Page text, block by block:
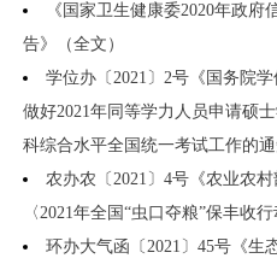
《国家卫生健康委2020年政府
告》（全文）
学位办〔2021〕2号《国务院
做好2021年同等学力人员申请硕
科综合水平全国统一考试工作的通
农办农〔2021〕4号《农业农
〈2021年全国“虫口夺粮”保丰收
环办大气函〔2021〕45号《生